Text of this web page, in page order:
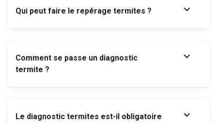
Qui peut faire le repérage termites ? expand_more
Comment se passe un diagnostic
termite ?
expand_more
Le diagnostic termites est-il obligatoire
expand_more